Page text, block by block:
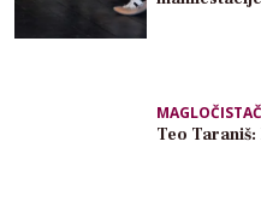
MAGLOČISTAČ
Teo